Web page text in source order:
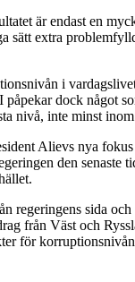
är endast en
sätt extra
i
dock något
nivå, inte minst
Alievs nya
den senaste
regeringens sida
från Väst och
för